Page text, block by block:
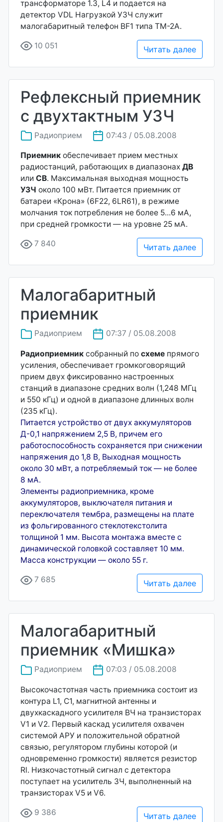
трансформаторе 1.3, L4 и подается на
детектор VDL Нагрузкой УЗЧ служит
малогабаритный телефон BF1 типа ТМ-2А.
10 051 Читать далее
Рефлексный приемник
с двухтактным УЗЧ
Радиоприем 07:43 / 05.08.2008
Приемник обеспечивает прием местных
радиостанций, работающих в диапазонах ДВ
или СВ. Максимальная выходная мощность
УЗЧ около 100 мВт. Питается приемник от
батареи «Крона» (6F22, 6LR61), в режиме
молчания ток потребления не более 5...6 мА,
при средней громкости — на уровне 25 мА.
7 840 Читать далее
Малогабаритный
приемник
Радиоприем 07:37 / 05.08.2008
Радиоприемник собранный по схеме прямого
усиления, обеспечивает громкоговорящий
прием двух фиксированно настроенных
станций в диапазоне средних волн (1,248 МГц
и 550 кГц) и одной в диапазоне длинных волн
(235 кГц).
Питается устройство от двух аккумуляторов
Д-0,1 напряжением 2,5 В, причем его
работоспособность сохраняется при снижении
напряжения до 1,8 В, Выходная мощность
около 30 мВт, а потребляемый ток — не более
8 мА.
Элементы радиоприемника, кроме
аккумуляторов, выключателя питания и
переключателя тембра, размещены на плате
из фольгированного стеклотекстолита
толщиной 1 мм. Высота монтажа вместе с
динамической головкой составляет 10 мм.
Масса конструкции — около 55 г.
7 685 Читать далее
Малогабаритный
приемник «Мишка»
Радиоприем 07:03 / 05.08.2008
Высокочастотная часть приемника состоит из
контура L1, С1, магнитной антенны и
двухкаскадного усилителя ВЧ на транзисторах
V1 и V2. Первый каскад усилителя охвачен
системой АРУ и положительной обратной
связью, регулятором глубины которой (и
одновременно громкости) является резистор
Rl. Низкочастотный сигнал с детектора
поступает на усилитель ЗЧ, выполненный на
транзисторах V5 и V6.
9 386 Читать далее